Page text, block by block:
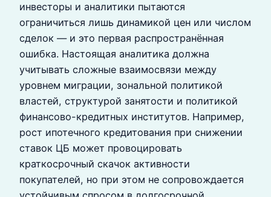
инвесторы и аналитики пытаются
ограничиться лишь динамикой цен или числом
сделок — и это первая распространённая
ошибка. Настоящая аналитика должна
учитывать сложные взаимосвязи между
уровнем миграции, зональной политикой
властей, структурой занятости и политикой
финансово-кредитных институтов. Например,
рост ипотечного кредитования при снижении
ставок ЦБ может провоцировать
краткосрочный скачок активности
покупателей, но при этом не сопровождается